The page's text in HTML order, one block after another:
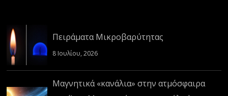
Πειράματα Μικροβαρύτητας
8 Ιουλίου, 2026
Μαγνητικά «κανάλια» στην ατμόσφαιρα